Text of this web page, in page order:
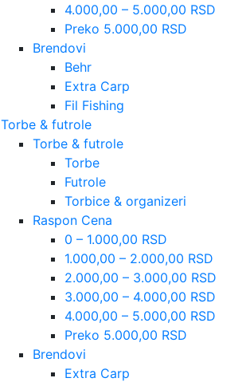
4.000,00 – 5.000,00 RSD
Preko 5.000,00 RSD
Brendovi
Behr
Extra Carp
Fil Fishing
Torbe & futrole
Torbe & futrole
Torbe
Futrole
Torbice & organizeri
Raspon Cena
0 – 1.000,00 RSD
1.000,00 – 2.000,00 RSD
2.000,00 – 3.000,00 RSD
3.000,00 – 4.000,00 RSD
4.000,00 – 5.000,00 RSD
Preko 5.000,00 RSD
Brendovi
Extra Carp